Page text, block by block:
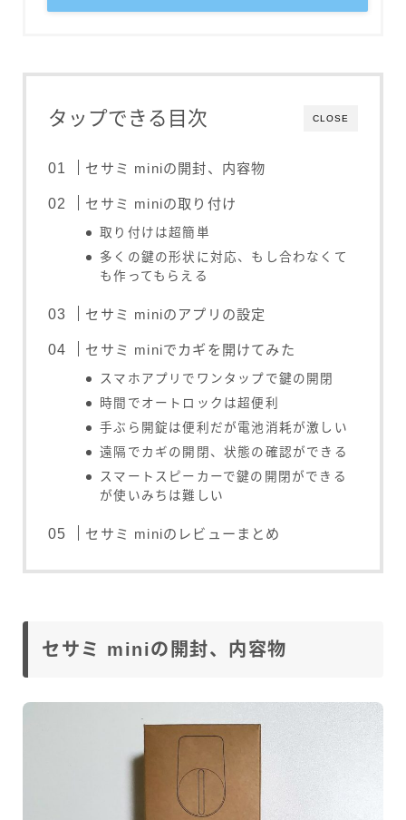
CLOSE
タップできる目次
セサミ miniの開封、内容物
セサミ miniの取り付け
取り付けは超簡単
多くの鍵の形状に対応、もし合わなくて
も作ってもらえる
セサミ miniのアプリの設定
セサミ miniでカギを開けてみた
スマホアプリでワンタップで鍵の開閉
時間でオートロックは超便利
手ぶら開錠は便利だが電池消耗が激しい
遠隔でカギの開閉、状態の確認ができる
スマートスピーカーで鍵の開閉ができる
が使いみちは難しい
セサミ miniのレビューまとめ
セサミ miniの開封、内容物